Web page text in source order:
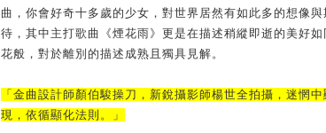
曲，你會好奇⼗多歲的少女，對世界居然有如此多的想像與
待，其中主打歌曲《煙花⾬》更是在描述稍縱即逝的美好如
花般，對於離別的描述成熟且獨具 ⾒解。
「 ⾦曲設計師顏伯駿操⼑ ，新銳攝影師楊世全拍攝，迷惘中
現，依循顯化法則。」